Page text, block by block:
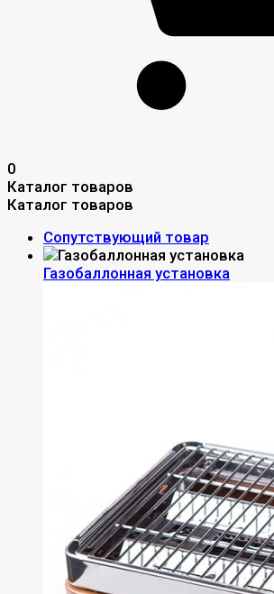
0
Каталог товаров
Каталог товаров
Сопутствующий товар
Газобаллонная установка